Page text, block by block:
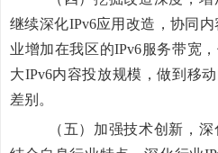
继续深化IPv6应用改造，协同 内
业增加在我区的IPv6服务带宽
大IPv6内容投放规模，做到移
差别。
（五）加强技术创新，深